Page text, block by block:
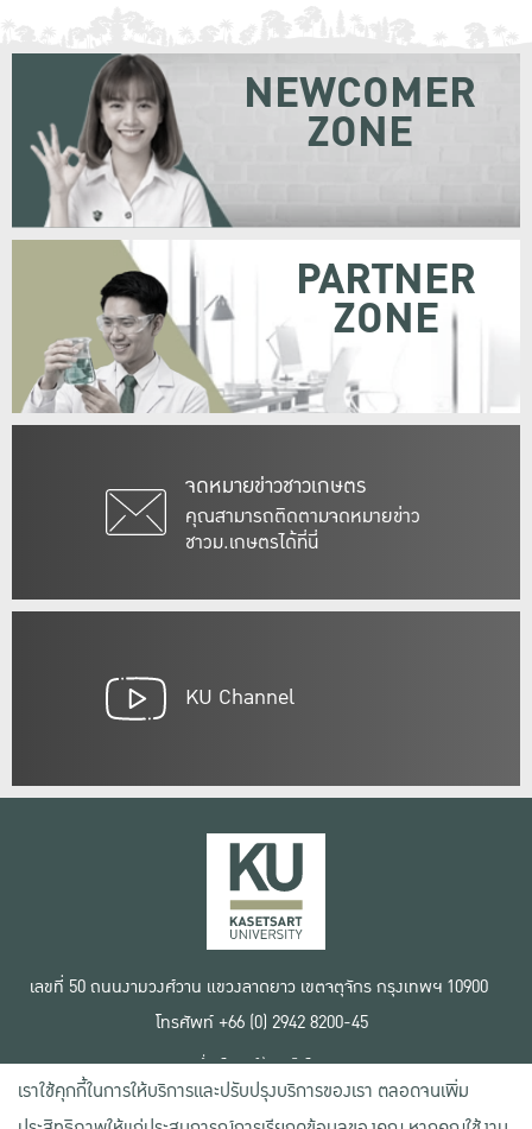
จดหมายข่าวชาวเกษตร
คุณสามารถติดตามจดหมายข่าว
ชาวม.เกษตรได้ที่นี่
NEWCOMER
ZONE
PARTNER
ZONE
KU Channel
เลขที่ 50 ถนนงามวงศ์วาน แขวงลาดยาว เขตจตุจักร กรุงเทพฯ 10900
โทรศัพท์ +66 (0) 2942 8200-45
เงื่อนไขการใช้งานเว็บไซต์
ข้อตกลงด้านสิทธิ์ใช้งาน
นโยบายความเป็นส่วนตัว
เราใช้คุกกี้ในการให้บริการและปรับปรุงบริการของเรา ตลอดจนเพิ่ม